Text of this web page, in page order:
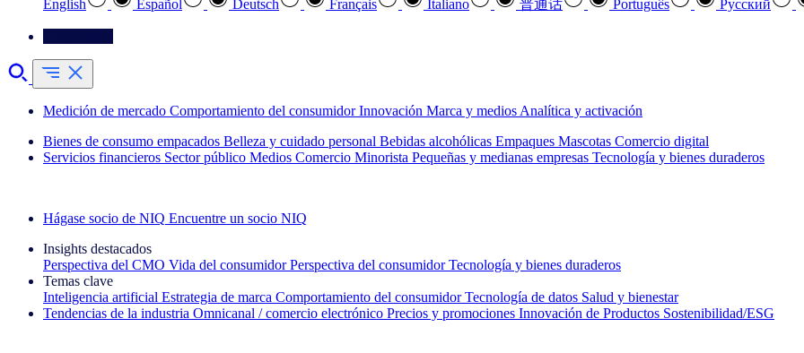
English Español Deutsch Français Italiano 普通话 Português Pусский
Medición de mercado Comportamiento del consumidor Innovación Marca y medios Analítica y activación
Bienes de consumo empacados Belleza y cuidado personal Bebidas alcohólicas Empaques Mascotas Comercio digital
Servicios financieros Sector público Medios Comercio Minorista Pequeñas y medianas empresas Tecnología y bienes duraderos
Hágase socio de NIQ Encuentre un socio NIQ
Insights destacados
Perspectiva del CMO Vida del consumidor Perspectiva del consumidor Tecnología y bienes duraderos
Temas clave
Inteligencia artificial Estrategia de marca Comportamiento del consumidor Tecnología de datos Salud y bienestar
Tendencias de la industria Omnicanal / comercio electrónico Precios y promociones Innovación de Productos Sostenibilidad/ESG